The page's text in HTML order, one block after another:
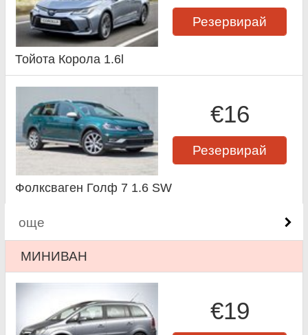
Резервирай
Тойота Корола 1.6l
€16
Резервирай
Фолксваген Голф 7 1.6 SW
още
МИНИВАН
€19